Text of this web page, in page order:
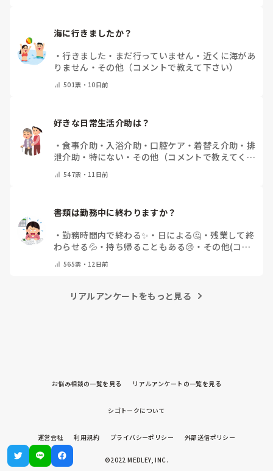
海に行きましたか？
・行きました ・ まだ行っていません ・ 近くに海があ
りません ・ その他（コメントで教えて下さい）
501票・ 10日前
好きな日常生活介助は？
・食事介助・ 入浴介助・ 口腔ケア ・着替え介助 ・ 排
泄介助 ・ 特にない ・ その他（コメントで教えてくだ
547票・ 11日前
書類は勤務中に終わりますか？
・勤務時間内で終わる✨ ・ 日による🤔 ・残業して終
わらせる💦 ・持ち帰ることもある😢 ・ その他(コメ
565票・ 12日前
リアルアンケートをもっと見る
お悩み相談の一覧を見る リアルアンケートの一覧を見る
シゴトークについて
運営会社 利用規約 プライバシーポリシー 外部送信ポリシー
©2022 MEDLEY, INC.